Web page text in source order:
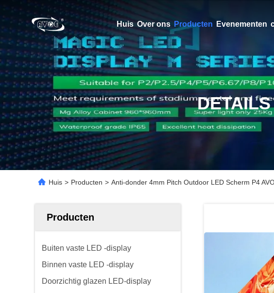
Huis Over ons Producten Evenementen
Huis > Producten > Anti-donder 4mm Pitch Outdoor LED Scherm P4
Producten
Buiten vaste LED -display
Binnen vaste LED -display
Doorzichtig glazen LED-display